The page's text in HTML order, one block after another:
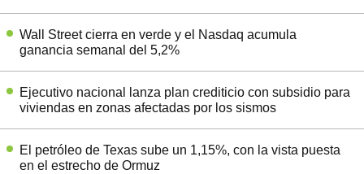
Wall Street cierra en verde y el Nasdaq acumula
ganancia semanal del 5,2%
Ejecutivo nacional lanza plan crediticio con subsidio para
viviendas en zonas afectadas por los sismos
El petróleo de Texas sube un 1,15%, con la vista puesta
en el estrecho de Ormuz